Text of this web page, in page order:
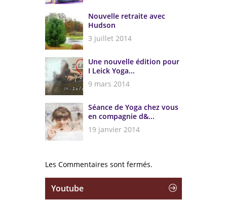
Nouvelle retraite avec
Hudson
3 juillet 2014
Une nouvelle édition pour
I Leick Yoga...
9 mars 2014
Séance de Yoga chez vous
en compagnie d&...
19 janvier 2014
Les Commentaires sont fermés.
Youtube